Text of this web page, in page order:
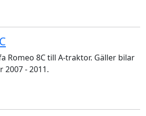
Romeo 8C till A-traktor. Gäller bilar
2007 - 2011.